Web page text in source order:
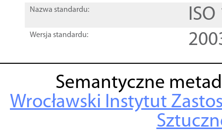
Nazwa standardu:
Wersja standardu:
Semantyczne
Wrocławski Instytut